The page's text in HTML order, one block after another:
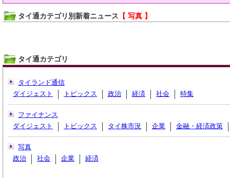
タイ通カテゴリ別新着ニュース 【 写真 】
タイ通カテゴリ
タイランド通信
ダイジェスト
トピックス 政治 経済 社会 特集
ファイナンス
ダイジェスト
トピックス タイ株市況 企業 金融・経済政策
写真
政治
社会 企業 経済